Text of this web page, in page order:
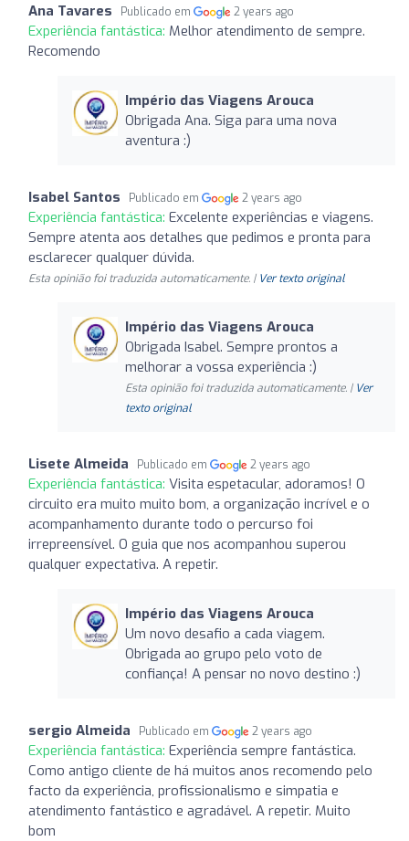
Ana Tavares Publicado em 2 years ago
Experiência fantástica: Melhor atendimento de sempre.
Recomendo
Império das Viagens Arouca
Obrigada Ana. Siga para uma nova
aventura :)
Isabel Santos Publicado em 2 years ago
Experiência fantástica: Excelente experiências e viagens.
Sempre atenta aos detalhes que pedimos e pronta para
esclarecer qualquer dúvida.
Esta opinião foi traduzida automaticamente. | Ver texto original
Império das Viagens Arouca
Obrigada Isabel. Sempre prontos a
melhorar a vossa experiência :)
Esta opinião foi traduzida automaticamente. | Ver
texto original
Lisete Almeida Publicado em 2 years ago
Experiência fantástica: Visita espetacular, adoramos! O
circuito era muito muito bom, a organização incrível e o
acompanhamento durante todo o percurso foi
irrepreensível. O guia que nos acompanhou superou
qualquer expectativa. A repetir.
Império das Viagens Arouca
Um novo desafio a cada viagem.
Obrigada ao grupo pelo voto de
confiança! A pensar no novo destino :)
sergio Almeida Publicado em 2 years ago
Experiência fantástica: Experiência sempre fantástica.
Como antigo cliente de há muitos anos recomendo pelo
facto da experiência, profissionalismo e simpatia e
atendimento fantástico e agradável. A repetir. Muito
bom